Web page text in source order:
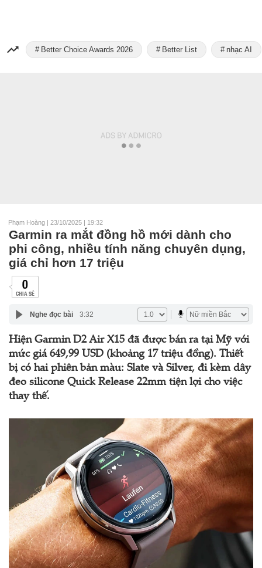
Better Choice Awards 2026 Better List nhạc AI
Phạm Hoàng | 23/10/2025 | 19:32
Garmin ra mắt đồng hồ mới dành cho
phi công, nhiều tính năng chuyên dụng,
giá chỉ hơn 17 triệu
0
CHIA SẺ
Nghe đọc bài 3:32
Hiện Garmin D2 Air X15 đã được bán ra tại Mỹ với
mức giá 649,99 USD (khoảng 17 triệu đồng). Thiết
bị có hai phiên bản màu: Slate và Silver, đi kèm dây
đeo silicone Quick Release 22mm tiện lợi cho việc
thay thế.